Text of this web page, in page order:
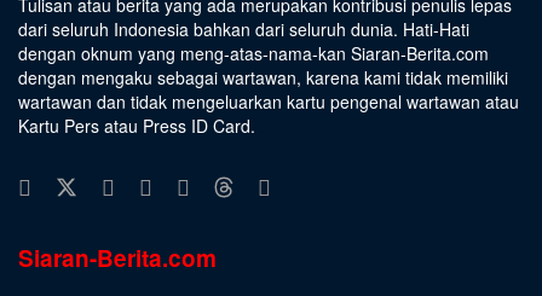
dari seluruh Indonesia bahkan dari seluruh dunia. Hati-Hati
dengan oknum yang meng-atas-nama-kan Siaran-Berita.com
dengan mengaku sebagai wartawan, karena kami tidak memiliki
wartawan dan tidak mengeluarkan kartu pengenal wartawan atau
Kartu Pers atau Press ID Card.
Siaran-Berita.com